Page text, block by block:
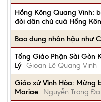
Hồng Kông Quang Vinh:
đòi dân chủ cuả Hồng
Bao dung nhân hậu như
Tổng Giáo Phận Sài Gòn
Lý Gioan Lê Quang Vinh
Giáo xứ Vĩnh Hòa: Mừng
Mariae
Nguyễn Trọng Đa